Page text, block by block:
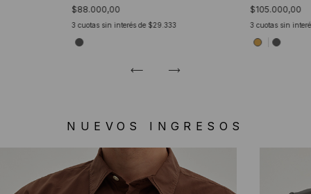
$88.000,00
3 cuotas sin interés de $29.333
$105.000,00
3cuotas sin
NUEVOS INGRESOS